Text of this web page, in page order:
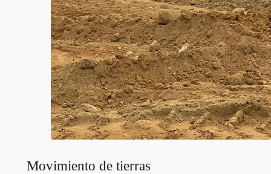
Movimiento de tierras